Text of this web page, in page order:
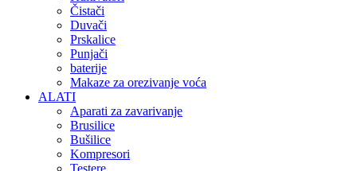
Čistači
Duvači
Prskalice
Punjači
baterije
Makaze za orezivanje voća
ALATI
Aparati za zavarivanje
Brusilice
Bušilice
Kompresori